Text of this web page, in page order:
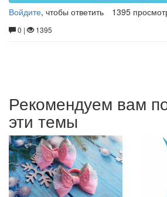
Войдите, чтобы ответить 1395
0 | 1395
Рекомендуем вам
эти темы